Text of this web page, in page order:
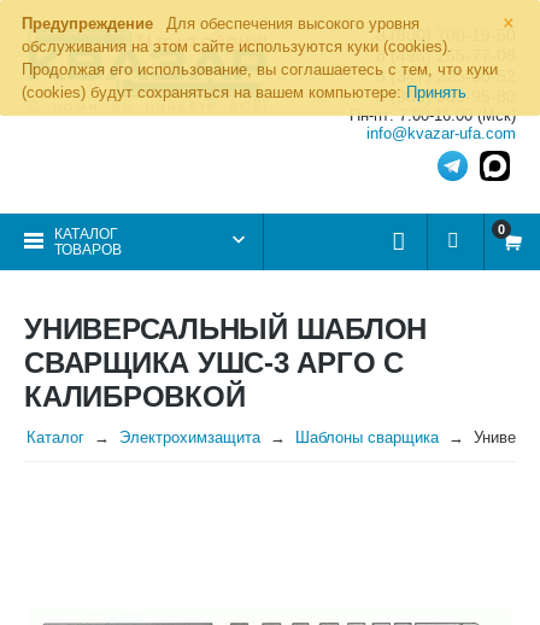
×
Предупреждение
Для обеспечения высокого уровня
обслуживания на этом сайте используются куки (cookies).
Продолжая его использование, вы соглашаетесь с тем, что куки
(cookies) будут сохраняться на вашем компьютере: Принять
8 (800) 700-19-50
8 (495) 255-77-08
8 (347) 225-00-52
8 (986) 963-95-80
Пн-пт: 7.00-16.00 (Мск)
info@kvazar-ufa.com
КАТАЛОГ
ТОВАРОВ
0
УНИВЕРСАЛЬНЫЙ ШАБЛОН
СВАРЩИКА УШС-3 АРГО С
КАЛИБРОВКОЙ
Каталог Электрохимзащита Шаблоны сварщика